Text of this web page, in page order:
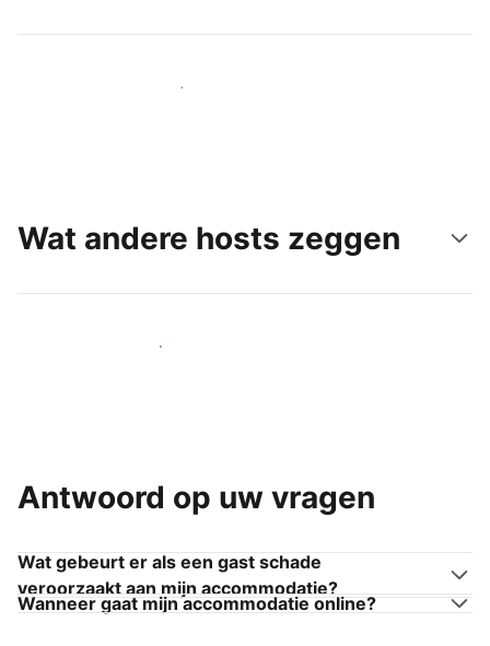
Bereik vandaag nog nieuwe gasten
Wat andere hosts zeggen
Word een van onze vele hosts
Antwoord op uw vragen
Wat gebeurt er als een gast schade
veroorzaakt aan mijn accommodatie?
Wanneer gaat mijn accommodatie online?